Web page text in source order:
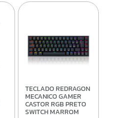
TECLADO REDRAGON
MECANICO GAMER
CASTOR RGB PRETO
SWITCH MARROM